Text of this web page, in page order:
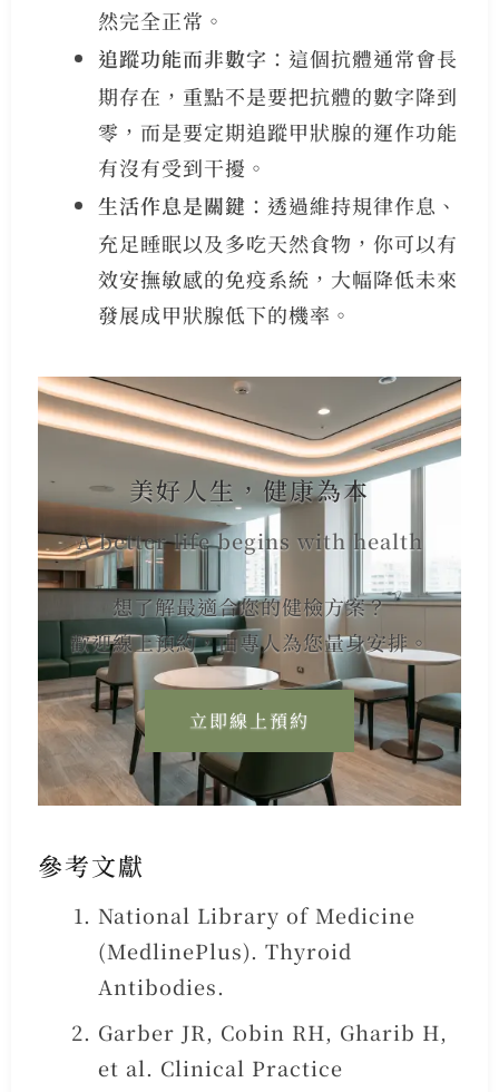
然完全正常。
追蹤功能而非數字 ：這個抗體通常會長
期存在，重點不是要把抗體的數字降到
零，而是要定期追蹤甲狀腺的運作功能
有沒有受到干擾。
生活作息是關鍵 ：透過維持規律作息、
充足睡眠以及多吃天然食物，你可以有
效安撫敏感的免疫系統，大幅降低未來
發展成甲狀腺低下的機率。
美好人生，健康為本
A better life begins with health
想了解最適合您的健檢方案？
歡迎線上預約，由專人為您量身安排。
立即線上預約
參考文獻
National Library of Medicine
(MedlinePlus). Thyroid
Antibodies.
Garber JR, Cobin RH, Gharib H,
et al. Clinical Practice